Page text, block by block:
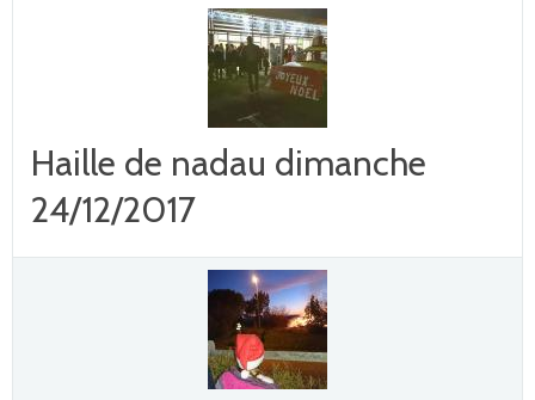
Haille de nadau dimanche
24/12/2017